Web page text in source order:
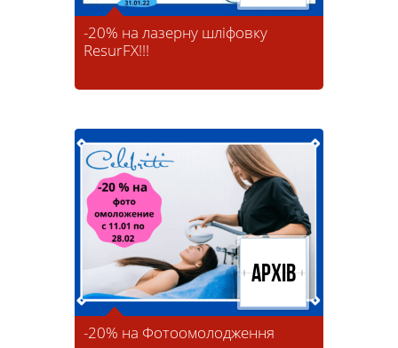
-20% на лазерну шліфовку
ResurFX!!!
-20% на Фотоомолодження
Архів